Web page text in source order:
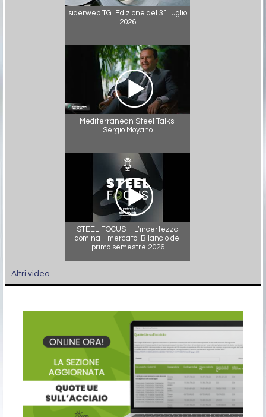
siderweb TG. Edizione del 31 luglio
2026
Mediterranean Steel Talks:
Sergio Moyano
STEEL FOCUS – L’incertezza
domina il mercato. Bilancio del
primo semestre 2026
Altri video